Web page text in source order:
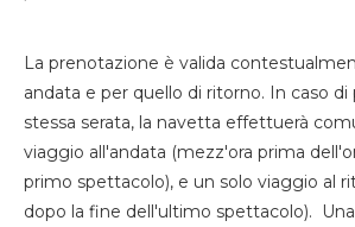
La prenotazione è valida
andata e per quello di ritorno. In caso
stessa serata, la navetta effettuerà
viaggio all'andata (mezz'ora prima
primo spettacolo), e un solo viaggio al
dopo la fine dell'ultimo spettacolo).